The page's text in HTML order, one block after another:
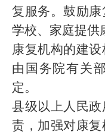
复服务。鼓励康
学校、家庭提供
康复机构的建
由国务院有关
定。
县级以上人民
责，加强对康